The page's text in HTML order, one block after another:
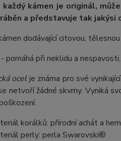
kámen je originál,
a představuje tak jakýsi
dodávající citovou,
pomáhá při neklidu a
ocel je známa pro své
netvoří žádné skvrny. Vyniká
korálků: přírodní achát a
perly: perla Swarovski®